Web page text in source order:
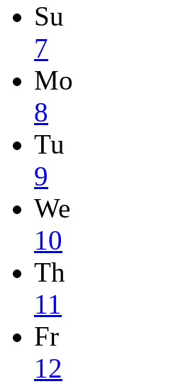
Su
7
Mo
8
Tu
9
We
10
Th
11
Fr
12